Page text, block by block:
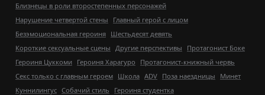
Близнецы в роли второстепенных персонажей
Нарушение четвертой стены
Главный герой с лицом
Безэмоциональная героиня Шестьдесят девять
Короткие сексуальные сцены Другие перспективы
Протагонист Боке
Героиня Цуккоми Героиня Харагуро
Протагонист-книжный червь
Секс только с главным героем Школа ADV Поза наездницы
Минет
Куннилингус Собачий стиль
Героиня студентка